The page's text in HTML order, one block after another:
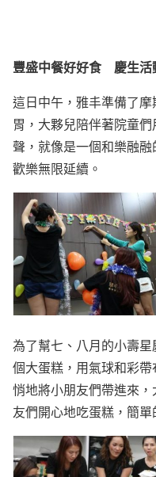
豐盛中餐好好食 慶生活
這日中午，雅丰準備了
胃，大夥兒陪伴著院童
聲，就像是一個和樂融
歡樂無限延續。
為了幫七、八月的小壽
個大蛋糕，用氣球和彩
悄地將小朋友們帶進來
友們開心地吃蛋糕，簡